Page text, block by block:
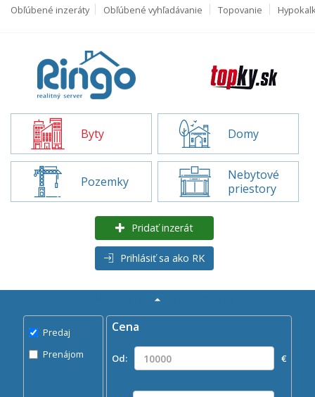
Obľúbené inzeráty Obľúbené vyhľadávanie Topovanie
Byty Domy
Pozemky
Nebytové
priestory
Pridať inzerát
Prihlásiť sa ako RK
Predaj
Prenájom
Cena
Od: €